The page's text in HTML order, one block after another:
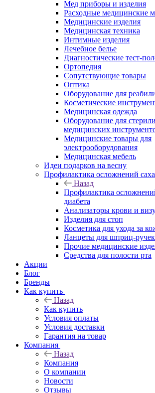
Мед приборы и изделия
Расходные медицинские
Медицинские изделия
Медицинская техника
Интимные изделия
Лечебное белье
Диагностические тест-
Ортопедия
Сопутствующие товары
Оптика
Оборудование для
Косметические
Медицинская одежда
Оборудование для
медицинских
Медицинские товары для
электрооборудования
Медицинская мебель
Идеи подарков на весну
Профилактика осложнений
Назад
Профилактика
диабета
Анализаторы крови и
Изделия для стоп
Косметика для ухода за
Ланцеты для шприц-ручек
Прочие медицинские
Средства для полости рта
Акции
Блог
Бренды
Как купить
Назад
Как купить
Условия оплаты
Условия доставки
Гарантия на товар
Компания
Назад
Компания
О компании
Новости
Отзывы